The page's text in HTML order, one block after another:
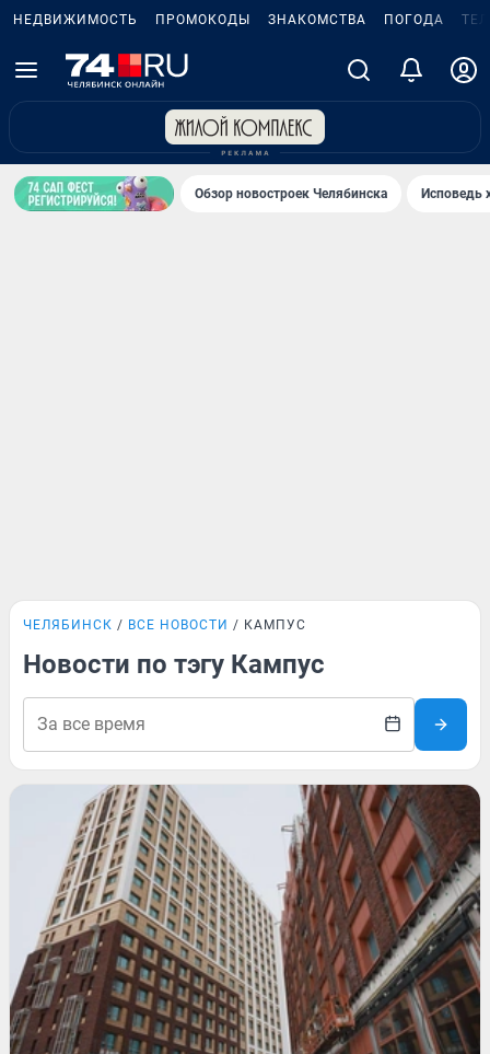
НЕДВИЖИМОСТЬ ПРОМОКОДЫ ЗНАКОМСТВА ПОГОДА
Обзор новостроек Челябинска Исповедь
ЧЕЛЯБИНСК ВСЕ НОВОСТИ КАМПУС
Новости по тэгу Кампус